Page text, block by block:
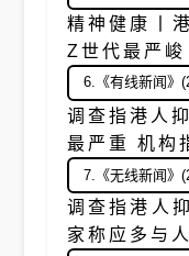
精神健康丨
Z世代最严峻
6.《有线新闻》
调查指港人
最严重 机构
7.《无线新闻》
调查指港人
家称应多与